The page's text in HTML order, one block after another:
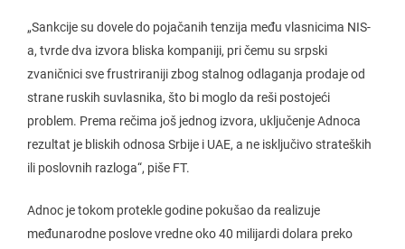
„Sankcije su dovele do pojačanih tenzija među vlasnicima NIS-
a, tvrde dva izvora bliska kompaniji, pri čemu su srpski
zvaničnici sve frustriraniji zbog stalnog odlaganja prodaje od
strane ruskih suvlasnika, što bi moglo da reši postojeći
problem. Prema rečima još jednog izvora, uključenje Adnoca
rezultat je bliskih odnosa Srbije i UAE, a ne isključivo strateških
ili poslovnih razloga“, piše FT.
Adnoc je tokom protekle godine pokušao da realizuje
međunarodne poslove vredne oko 40 milijardi dolara preko